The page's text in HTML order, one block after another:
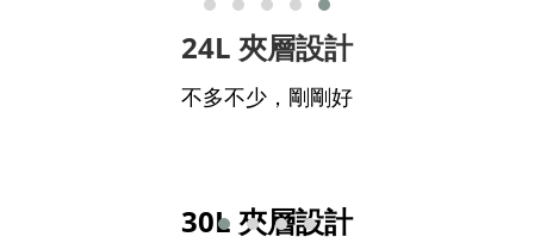
24L 夾層設計
不多不少，剛剛好
30L 夾層設計